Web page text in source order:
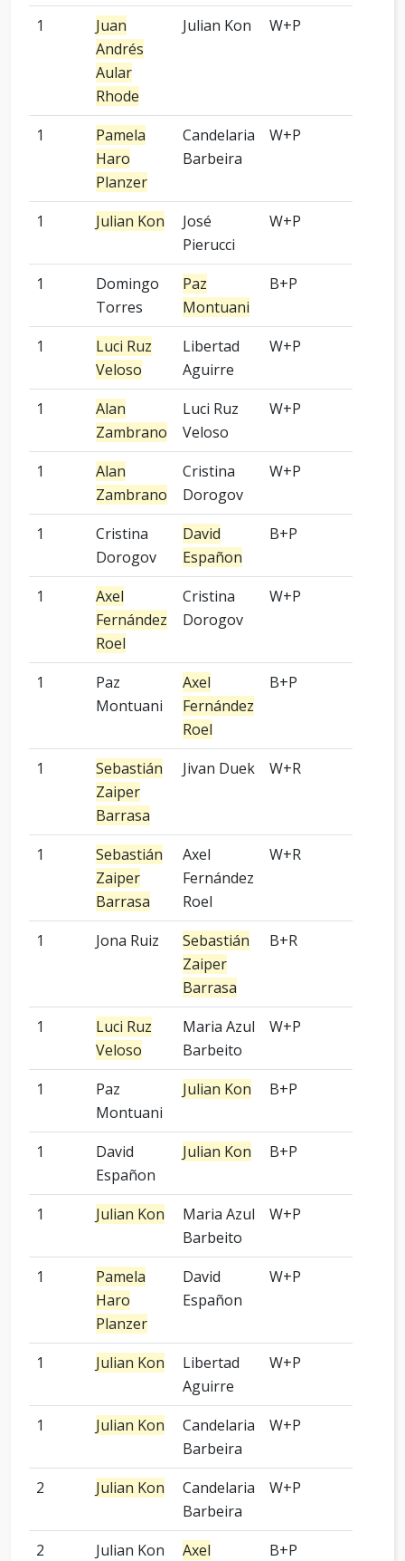
1
Juan
Andrés
Aular
Rhode
Julian Kon W+P
1
Pamela
Haro
Planzer
Candelaria
Barbeira
W+P
1 Julian Kon
José
Pierucci
W+P
1
Domingo
Torres
Paz
Montuani
B+P
1
Luci Ruz
Veloso
Libertad
Aguirre
W+P
1
Alan
Zambrano
Luci Ruz
Veloso
W+P
1
Alan
Zambrano
Cristina
Dorogov
W+P
1
Cristina
Dorogov
David
Españon
B+P
1
Axel
Fernández
Roel
Cristina
Dorogov
W+P
1
Paz
Montuani
Axel
Fernández
Roel
B+P
1
Sebastián
Zaiper
Barrasa
Jivan Duek W+R
1
Sebastián
Zaiper
Barrasa
Axel
Fernández
Roel
W+R
1 Jona Ruiz
Sebastián
Zaiper
Barrasa
B+R
1
Luci Ruz
Veloso
Maria Azul
Barbeito
W+P
1
Paz
Montuani
Julian Kon B+P
1
David
Españon
Julian Kon B+P
1 Julian Kon
Maria Azul
Barbeito
W+P
1
Pamela
Haro
Planzer
David
Españon
W+P
1 Julian Kon
Libertad
Aguirre
W+P
1 Julian Kon
Candelaria
Barbeira
W+P
2 Julian Kon
Candelaria
Barbeira
W+P
2 Julian Kon
Axel
B+P